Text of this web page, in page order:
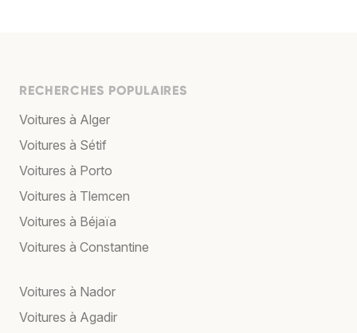
RECHERCHES POPULAIRES
Voitures à Alger
Voitures à Sétif
Voitures à Porto
Voitures à Tlemcen
Voitures à Béjaïa
Voitures à Constantine
Voitures à Nador
Voitures à Agadir